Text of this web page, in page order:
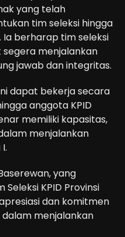
yang telah
tim seleksi hingga
Ia berharap tim seleksi
menjalankan
jawab dan integritas.
dapat bekerja secara
anggota KPID
memiliki kapasitas,
menjalankan
yang
KPID Provinsi
dan komitmen
menjalankan